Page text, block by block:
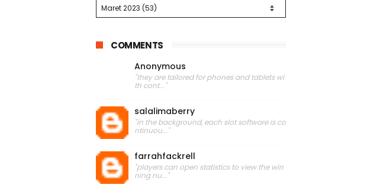
COMMENTS
Anonymous
"they are tailored for phones and tablets wi
th cont..."
salalimaberry
"in the background, each slot software is co
ntinuou..."
farrahfackrell
"players can open statistics to view the win
ning nu..."